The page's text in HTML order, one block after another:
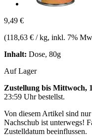
9,49 €
(118,63 € / kg, inkl. 7%
Inhalt: Dose, 80g
Auf Lager
Zustellung bis Mittwoch,
23:59 Uhrbestellst.
Von diesem Artikel sind
Nachschub ist unterwegs!
Zustelldatum beeinflussen.